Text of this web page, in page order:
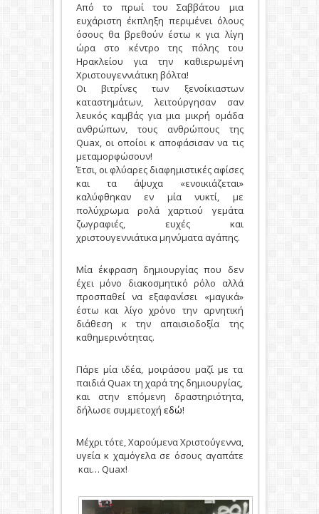
Από το πρωί του Σαββάτου μια
ευχάριστη έκπληξη περιμένει όλους
όσους θα βρεθούν έστω κ για λίγη
ώρα στο κέντρο της πόλης του
Ηρακλείου για την καθιερωμένη
Χριστουγεννιάτικη βόλτα!
Οι βιτρίνες των ξενοίκιαστων
καταστημάτων, λειτούργησαν σαν
λευκός καμβάς για μια μικρή ομάδα
ανθρώπων, τους ανθρώπους της
Quax, οι οποίοι κ αποφάσισαν να τις
μεταμορφώσουν!
Έτσι, οι φλύαρες διαφημιστικές αφίσες
και τα άψυχα «ενοικιάζεται»
καλύφθηκαν εν μία νυκτί, με
πολύχρωμα ρολά χαρτιού γεμάτα
ζωγραφιές, ευχές και
χριστουγεννιάτικα μηνύματα αγάπης.
Μία έκφραση δημιουργίας που δεν
έχει μόνο διακοσμητικό ρόλο αλλά
προσπαθεί να εξαφανίσει «μαγικά»
έστω και λίγο χρόνο την αρνητική
διάθεση κ την απαισιοδοξία της
καθημερινότητας.
Πάρε μία ιδέα, μοιράσου μαζί με τα
παιδιά Quax τη χαρά της δημιουργίας,
και στην επόμενη δραστηριότητα,
δήλωσε συμμετοχή εδώ!
Μέχρι τότε, Χαρούμενα Χριστούγεννα,
υγεία κ χαμόγελα σε όσους αγαπάτε
και… Quax!